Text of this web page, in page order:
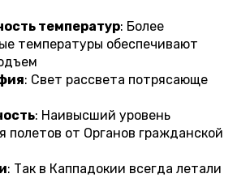
температур: Более
температуры обеспечивают
: Свет рассвета потрясающе
: Наивысший уровень
полетов от Органов гражданской
: Так в Каппадокии всегда летали